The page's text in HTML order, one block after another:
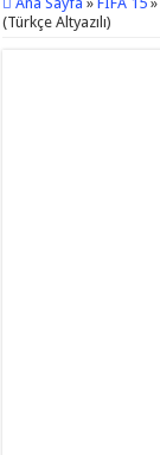
(Türkçe Altyazılı)